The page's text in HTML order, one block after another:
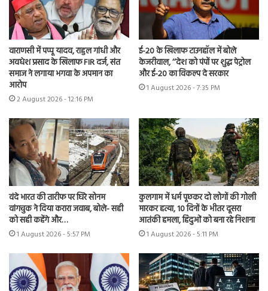
वाराणसी में पप्पू यादव, राहुल गांधी और
अवधेश प्रसाद के खिलाफ FIR दर्ज, संत
समाज ने लगाया भगवा के अपमान का
आरोप
2 August 2026 - 12:16 PM
ई-20 के खिलाफ टाउनहॉल में बोले
केजरीवाल, ‘‘देश को पंपों पर शुद्ध पेट्रोल
और ई-20 का विकल्प दे सरकार
1 August 2026 - 7:35 PM
वंदे भारत की तारीफ पर घिरे सोनम
वांगचुक ने दिया करारा जवाब, बोले- सही
को सही कहेंगे और…
1 August 2026 - 5:57 PM
कुलगाम में धर्म पूछकर दो लोगों की गोली
मारकर हत्या, 10 दिनों के भीतर दूसरा
आतंकी हमला, हिंदुओं को बना रहे निशाना
1 August 2026 - 5:11 PM